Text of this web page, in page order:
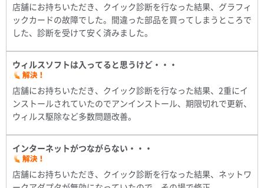
店舗にお持ちいただき、クイック診断を行なった結果、グラフィ
ックカードの故障でした。間違った部品を買ってしまうところで
した、診断を受けて安く済みました。
ウィルスソフトは入ってると思うけど・・・
店舗にお持ちいただき、クイック診断を行なった結果、2重にイ
ンストールされていたのでアンインストール、期限切れで更新、
ウィルス駆除など多数問題改善。
インターネットがつながらない・・・
店舗にお持ちいただき、クイック診断を行なった結果、ネットワ